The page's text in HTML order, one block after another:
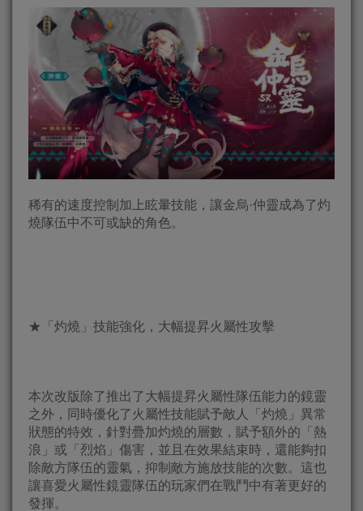
稀有的速度控制加上眩暈技能，讓金烏·仲靈成為了灼
燒隊伍中不可或缺的角色。
★「灼燒」技能強化，大幅提昇火屬性攻擊
本次改版除了推出了大幅提昇火屬性隊伍能力的鏡靈
之外，同時優化了火屬性技能賦予敵人「灼燒」異常
狀態的特效，針對疊加灼燒的層數，賦予額外的「熱
浪」或「烈焰」傷害，並且在效果結束時，還能夠扣
除敵方隊伍的靈氣，抑制敵方施放技能的次數。這也
讓喜愛火屬性鏡靈隊伍的玩家們在戰鬥中有著更好的
發揮。